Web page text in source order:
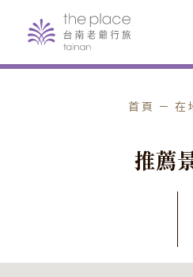
首頁 在
推薦